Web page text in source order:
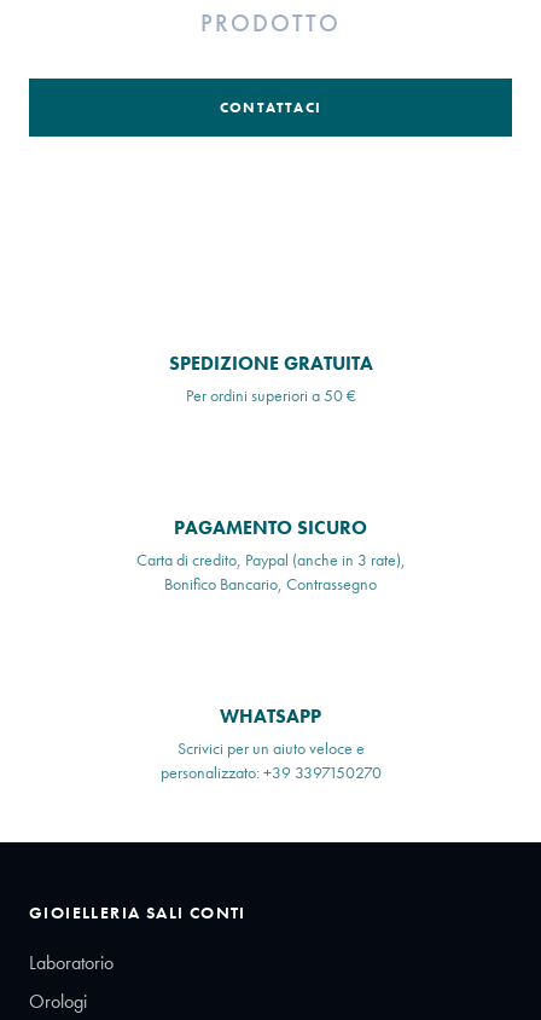
PRODOTTO
CONTATTACI
SPEDIZIONE GRATUITA
Per ordini superiori a 50 €
PAGAMENTO SICURO
Carta di credito, Paypal (anche in 3 rate),
Bonifico Bancario, Contrassegno
WHATSAPP
Scrivici per un aiuto veloce e
personalizzato: +39 3397150270
GIOIELLERIA SALI CONTI
Laboratorio
Orologi